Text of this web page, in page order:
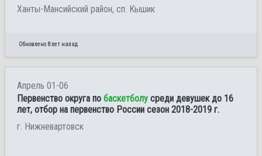
Ханты-Мансийский район, сп. Кышик
Обновлено 8 лет назад
Апрель 01-06
Первенство округа по баскетболу среди девушек до 16
лет, отбор на первенство России сезон 2018-2019 г.
г. Нижневартовск